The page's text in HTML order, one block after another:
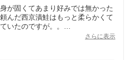
が固くてあまり好みでは無かった
んだ西京漬鮭はもっと柔らかくて
いたのですが。。
ので、今後に期待します。さらに表示